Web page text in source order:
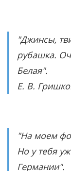
"Джинсы,
рубашка.
Белая".
Е. В.
"На моем
Но у тебя
Германии".